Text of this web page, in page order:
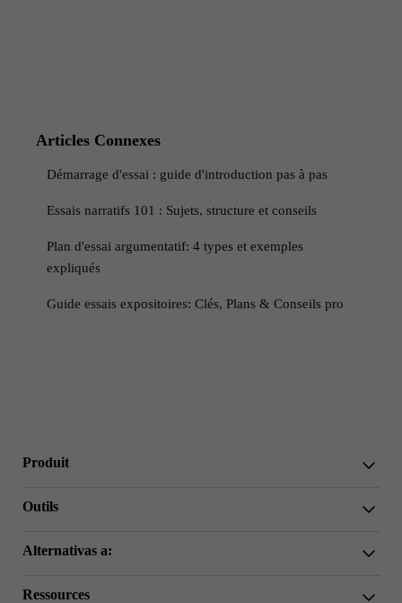
Articles Connexes
Démarrage d'essai : guide d'introduction pas à pas
Essais narratifs 101 : Sujets, structure et conseils
Plan d'essai argumentatif: 4 types et exemples
expliqués
Guide essais expositoires: Clés, Plans & Conseils pro
Produit
Humaniseur
Outils
Traduction IA
Alternativas a:
Undetectable.ai
Ressources